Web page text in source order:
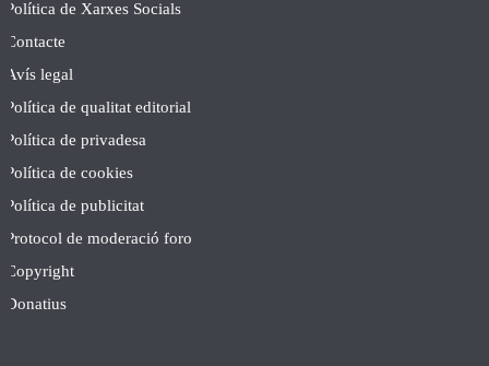
Política de Xarxes Socials
Contacte
Avís legal
Política de qualitat editorial
Política de privadesa
Política de cookies
Política de publicitat
Protocol de moderació foro
Copyright
Donatius